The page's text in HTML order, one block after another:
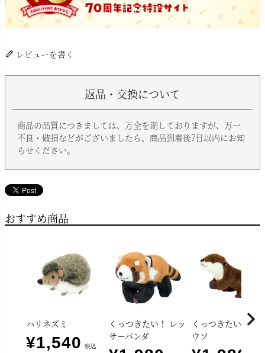
レビューを書く
返品・交換について
商品の品質につきましては、万全を期しておりますが、万一
不良・破損などがございましたら、商品到着後7日以内にお知
らせください。
おすすめ商品
ハリネズミ
¥1,540 税込
くっつきたい！ レッ
サーパンダ
くっつきたい！ カ
ウソ